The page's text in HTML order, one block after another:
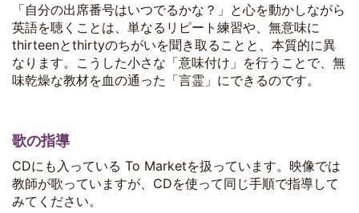
「自分の出席番号はいつでるかな？」と心を動かしながら
英語を聴くことは、単なるリピート練習や、無意味に
thirteenとthirtyのちがいを聞き取ることと、本質的に異
なります。こうした小さな「意味付け」を行うことで、無
味乾燥な教材を血の通った「言霊」にできるのです。
歌の指導
CDにも入っている To Marketを扱っています。映像では
教師が歌っていますが、CDを使って同じ手順で指導して
みてください。